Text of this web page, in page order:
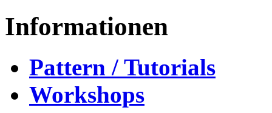
Informationen
Pattern / Tutorials
Workshops